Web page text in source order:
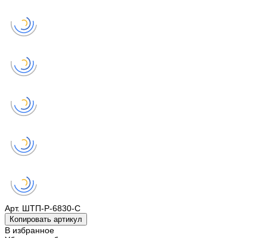
Арт. ШТП-Р-6830-С
Копировать артикул
В избранное